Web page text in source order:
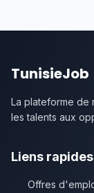
TunisieJob
La plateforme de
les talents aux
Liens rapides
Offres